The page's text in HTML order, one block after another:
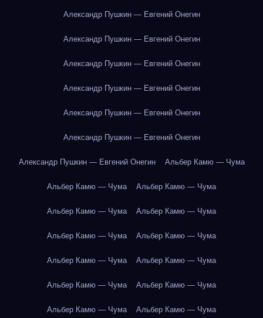
Александр Пушкин — Евгений Онегин
Александр Пушкин — Евгений Онегин
Александр Пушкин — Евгений Онегин
Александр Пушкин — Евгений Онегин
Александр Пушкин — Евгений Онегин
Александр Пушкин — Евгений Онегин
Александр Пушкин — Евгений Онегин Альбер Камю — Чума
Альбер Камю — Чума Альбер Камю — Чума
Альбер Камю — Чума Альбер Камю — Чума
Альбер Камю — Чума Альбер Камю — Чума
Альбер Камю — Чума Альбер Камю — Чума
Альбер Камю — Чума Альбер Камю — Чума
Альбер Камю — Чума Альбер Камю — Чума